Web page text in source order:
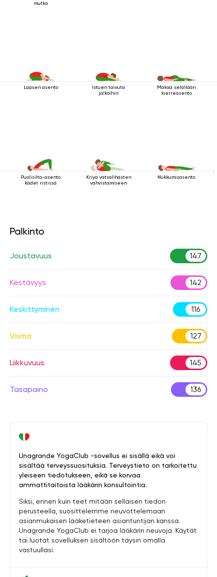
mutka
Lapsen asento
Istuen taivuta
jalkoihin
Makaa selällään
kierreasento
Puolisilta-asento
kädet ristissä
Kriya vatsalihasten
vahvistamiseen
Nukkumisasento
Palkinto
Joustavuus 147
Kestävyys 142
Keskittyminen 116
Voima 127
Liikkuvuus 145
Tasapaino 136
Unagrande YogaClub -sovellus ei sisällä eikä voi
sisältää terveyssuosituksia. Terveystieto on tarkoitettu
yleiseen tiedotukseen, eikä se korvaa
ammattitaitoista lääkärin konsultointia.
Siksi, ennen kuin teet mitään sellaisen tiedon
perusteella, suosittelemme neuvottelemaan
asianmukaisen lääketieteen asiantuntijan kanssa.
Unagrande YogaClub ei tarjoa lääkärin neuvoja. Käytät
tai luotat sovelluksen sisältöön täysin omalla
vastuullasi.